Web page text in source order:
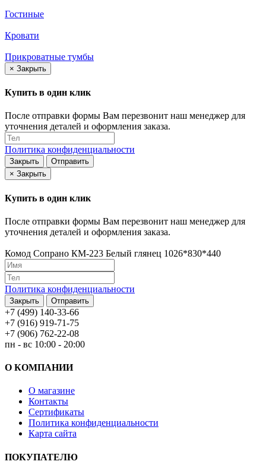
Гостиные
Кровати
Прикроватные тумбы
× Закрыть
Купить в один клик
После отправки формы Вам перезвонит наш менеджер для
уточнения деталей и оформления заказа.
Политика конфиденциальности
Закрыть
Отправить
× Закрыть
Купить в один клик
После отправки формы Вам перезвонит наш менеджер для
уточнения деталей и оформления заказа.
Комод Сопрано КМ-223 Белый глянец 1026*830*440
Политика конфиденциальности
Закрыть Отправить
+7 (499) 140-33-66
+7 (916) 919-71-75
+7 (906) 762-22-08
пн - вс 10:00 - 20:00
О КОМПАНИИ
О магазине
Контакты
Сертификаты
Политика конфиденциальности
Карта сайта
ПОКУПАТЕЛЮ